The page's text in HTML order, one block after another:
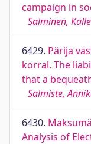
campaign in
Salminen,
6429. Pärija
korral. The
that a
Salmiste,
6430.
Analysis of